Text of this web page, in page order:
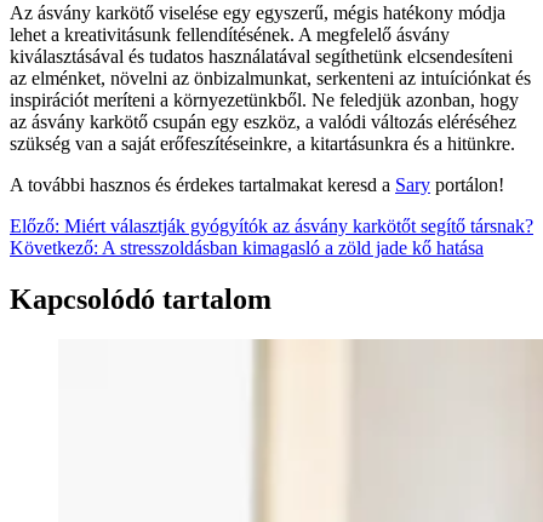
Az ásvány karkötő viselése egy egyszerű, mégis hatékony módja
lehet a kreativitásunk fellendítésének. A megfelelő ásvány
kiválasztásával és tudatos használatával segíthetünk elcsendesíteni
az elménket, növelni az önbizalmunkat, serkenteni az intuíciónkat és
inspirációt meríteni a környezetünkből. Ne feledjük azonban, hogy
az ásvány karkötő csupán egy eszköz, a valódi változás eléréséhez
szükség van a saját erőfeszítéseinkre, a kitartásunkra és a hitünkre.
A további hasznos és érdekes tartalmakat keresd a Sary portálon!
Bejegyzés
navigáció
Előző: Miért választják gyógyítók az ásvány karkötőt segítő társnak?
Következő: A stresszoldásban kimagasló a zöld jade kő hatása
Kapcsolódó tartalom